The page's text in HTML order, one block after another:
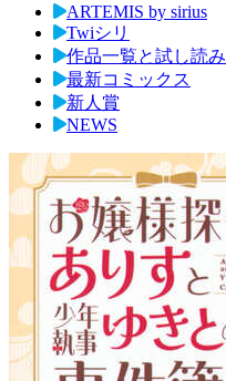
ARTEMIS by sirius
Twiシリ
作品一覧と試し読み
最新コミックス
新人賞
NEWS